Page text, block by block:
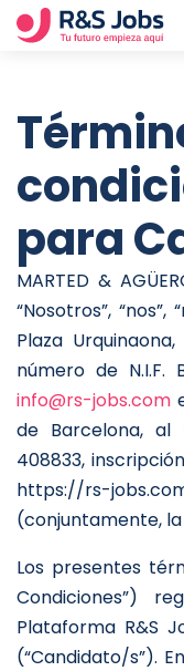
para
MARTED &
“Nosotros”,
Plaza
número de N.I.F.
info@rs-jobs.com
de Barcelona, al
408833,
https://rs-
(conjuntamente,
Los presentes
Condiciones”)
Plataforma R&S
(“Candidato/s”).